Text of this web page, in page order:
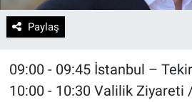
Paylaş
09:00 - 09:45 İstanbul –
10:00 - 10:30 Valilik Ziyareti /